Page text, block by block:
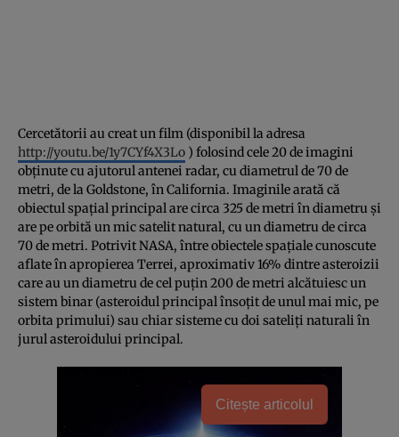
Cercetătorii au creat un film (disponibil la adresa
http://youtu.be/1y7CYf4X3Lo ) folosind cele 20 de imagini
obţinute cu ajutorul antenei radar, cu diametrul de 70 de
metri, de la Goldstone, în California. Imaginile arată că
obiectul spaţial principal are circa 325 de metri în diametru şi
are pe orbită un mic satelit natural, cu un diametru de circa
70 de metri. Potrivit NASA, între obiectele spaţiale cunoscute
aflate în apropierea Terrei, aproximativ 16% dintre asteroizii
care au un diametru de cel puţin 200 de metri alcătuiesc un
sistem binar (asteroidul principal însoţit de unul mai mic, pe
orbita primului) sau chiar sisteme cu doi sateliţi naturali în
jurul asteroidului principal.
Citește articolul